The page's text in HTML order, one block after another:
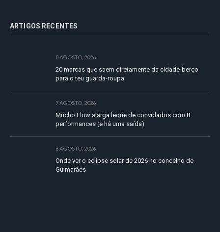
ARTIGOS RECENTES
8 AGOSTO, 2026
20 marcas que saem diretamente da cidade-berço
para o teu guarda-roupa
7 AGOSTO, 2026
Mucho Flow alarga leque de convidados com 8
performances (e há uma saída)
6 AGOSTO, 2026
Onde ver o eclipse solar de 2026 no concelho de
Guimarães